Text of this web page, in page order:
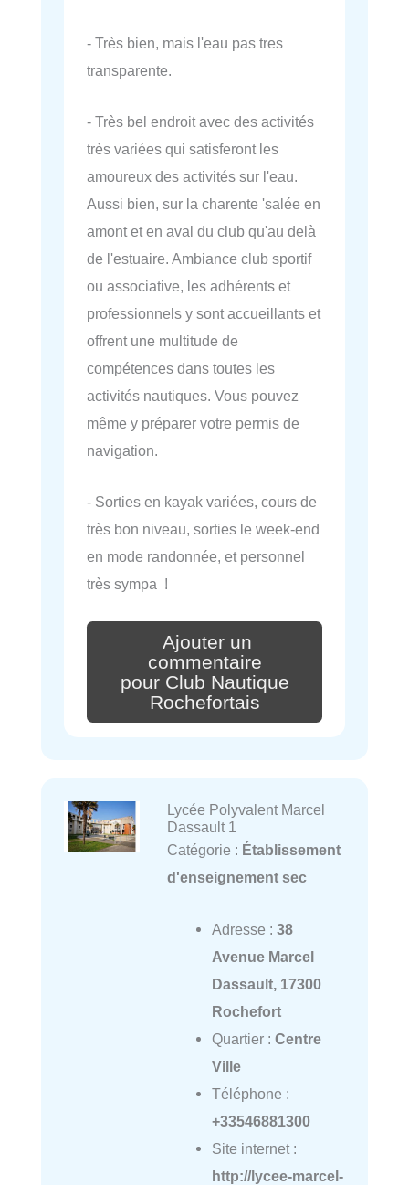
- Très bien, mais l'eau pas tres
transparente.
- Très bel endroit avec des activités
très variées qui satisferont les
amoureux des activités sur l'eau.
Aussi bien, sur la charente 'salée en
amont et en aval du club qu'au delà
de l'estuaire. Ambiance club sportif
ou associative, les adhérents et
professionnels y sont accueillants et
offrent une multitude de
compétences dans toutes les
activités nautiques. Vous pouvez
même y préparer votre permis de
navigation.
- Sorties en kayak variées, cours de
très bon niveau, sorties le week-end
en mode randonnée, et personnel
très sympa !
Ajouter un
commentaire
pour Club Nautique
Rochefortais
Lycée Polyvalent Marcel
Dassault 1
Catégorie : Établissement
d'enseignement sec
Adresse : 38
Avenue Marcel
Dassault, 17300
Rochefort
Quartier : Centre
Ville
Téléphone :
+33546881300
Site internet :
http://lycee-marcel-